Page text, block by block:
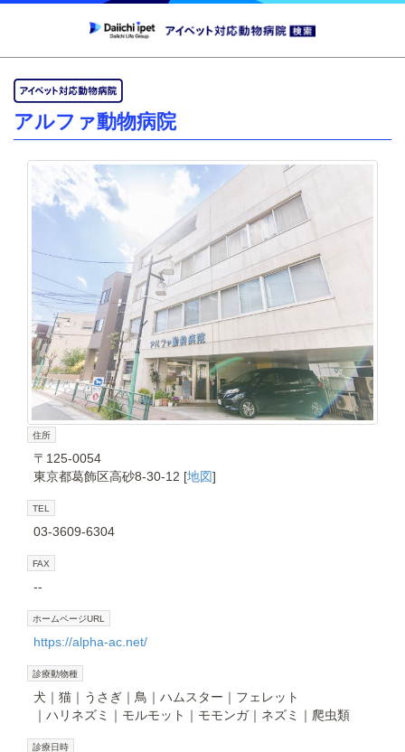
アルファ動物病院
住所
〒125-0054
東京都葛飾区高砂8-30-12 [地図]
TEL
03-3609-6304
FAX
--
ホームページURL
https://alpha-ac.net/
診療動物種
犬 猫 うさぎ 鳥 ハムスター
フェレット
ハリネズミ
モルモット モモンガ ネズミ 爬虫類
診療日時